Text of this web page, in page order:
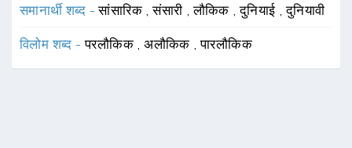
समानार्थी शब्द -सांसारिक ,संसारी ,लौकिक ,दुनियाई ,दुनियावी
विलोम शब्द -परलौकिक ,अलौकिक ,पारलौकिक